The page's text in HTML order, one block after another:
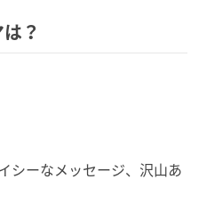
？
シーなメッセージ、沢山あ